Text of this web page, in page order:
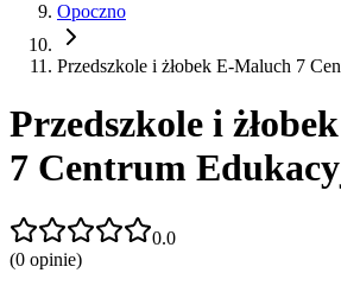
Opoczno
Przedszkole i żłobek E-Maluch 7
Przedszkole i
7 Centrum
0.0
(0 opinie)